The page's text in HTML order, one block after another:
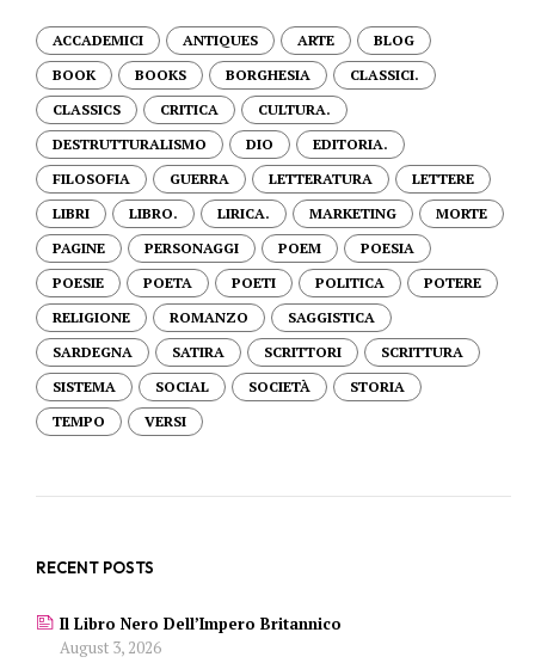
ACCADEMICI ANTIQUES ARTE
BLOG
BOOK
BOOKS BORGHESIA
CLASSICI.
CLASSICS
CRITICA
CULTURA.
DESTRUTTURALISMO
DIO
EDITORIA.
FILOSOFIA
GUERRA LETTERATURA
LETTERE
LIBRI
LIBRO. LIRICA. MARKETING
MORTE
PAGINE
PERSONAGGI POEM
POESIA
POESIE
POETA POETI POLITICA
POTERE
RELIGIONE
ROMANZO
SAGGISTICA
SARDEGNA
SATIRA SCRITTORI
SCRITTURA
SISTEMA
SOCIAL SOCIETÀ
STORIA
TEMPO
VERSI
RECENT POSTS
Il Libro Nero Dell’Impero Britannico
August 3, 2026